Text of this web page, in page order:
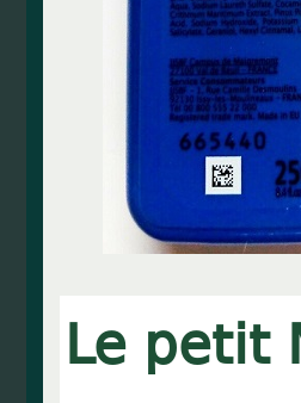
Le petit